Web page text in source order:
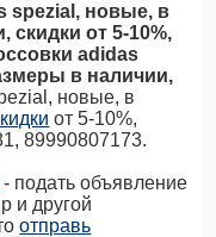
spezial, новые, в
скидки от 5-10%,
adidas
в наличии,
новые, в
от 5-10%,
89990807173.
- подать объявление
и другой
отправь